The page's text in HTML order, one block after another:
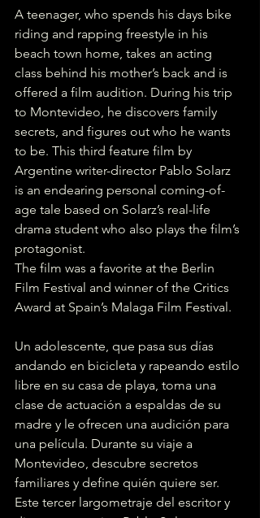
A teenager, who spends his days bike
riding and rapping freestyle in his
beach town home, takes an acting
class behind his mother’s back and is
offered a film audition. During his trip
to Montevideo, he discovers family
secrets, and figures out who he wants
to be. This third feature film by
Argentine writer-director Pablo Solarz
is an endearing personal coming-of-
age tale based on Solarz’s real-life
drama student who also plays the film’s
protagonist.
The film was a favorite at the Berlin
Film Festival and winner of the Critics
Award at Spain’s Malaga Film Festival.
Un adolescente, que pasa sus días
andando en bicicleta y rapeando estilo
libre en su casa de playa, toma una
clase de actuación a espaldas de su
madre y le ofrecen una audición para
una película. Durante su viaje a
Montevideo, descubre secretos
familiares y define quién quiere ser.
Este tercer largometraje del escritor y